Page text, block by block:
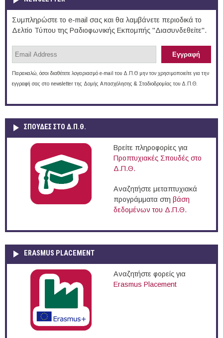
Συμπληρώστε το e-mail σας και θα λαμβάνετε περιοδικά το
Δελτίο Τύπου της Ραδιοφωνικής Εκπομπής "Διασυνδεθείτε".
Παρακαλώ, όσοι διαθέτετε λογαριασμό e-mail του Δ.Π.Θ μην τον χρησιμοποιείτε για την
εγγραφή σας στο newsletter της Δομής Απασχόλησης & Σταδιοδρομίας του Δ.Π.Θ.
ΣΠΟΥΔΈΣ ΣΤΟ Δ.Π.Θ.
Βρείτε πληροφορίες για
Προπτυχιακές Σπουδές στο
Δ.Π.Θ.
Αναζητήστε μεταπτυχιακά
προγράμματα στη βάση
δεδομένων του Δ.Π.Θ.
ERASMUS PLACEMENT
Αναζητήστε φορείς για
Erasmus Placement